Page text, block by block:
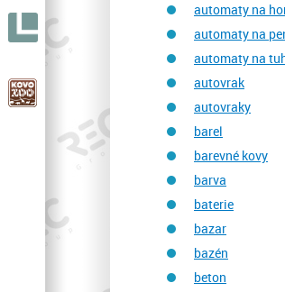
automaty na
automaty na
automaty na
autovrak
autovraky
barel
barevné kovy
barva
baterie
bazar
bazén
beton
s.r.o.
V celé Evropě unikátní ZOO